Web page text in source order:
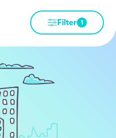
Filter 1